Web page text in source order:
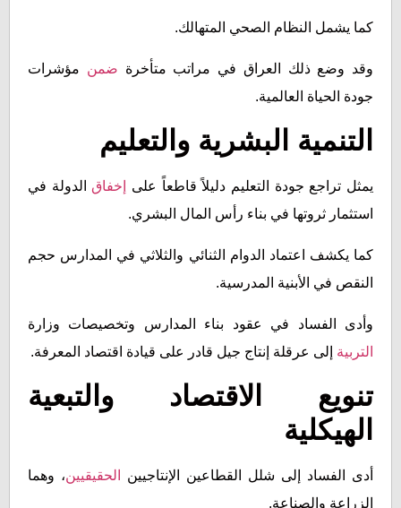
كما يشمل النظام الصحي المتهالك.
وقد وضع ذلك العراق في مراتب متأخرة ضمن مؤشرات
جودة الحياة العالمية.
التنمية البشرية والتعليم
يمثل تراجع جودة التعليم دليلاً قاطعاً على إخفاق الدولة في
استثمار ثروتها في بناء رأس المال البشري.
كما يكشف اعتماد الدوام الثنائي والثلاثي في المدارس حجم
النقص في الأبنية المدرسية.
وأدى الفساد في عقود بناء المدارس وتخصيصات وزارة
التربية إلى عرقلة إنتاج جيل قادر على قيادة اقتصاد المعرفة.
تنويع الاقتصاد والتبعية
الهيكلية
أدى الفساد إلى شلل القطاعين الإنتاجيين الحقيقيين، وهما
الزراعة والصناعة.